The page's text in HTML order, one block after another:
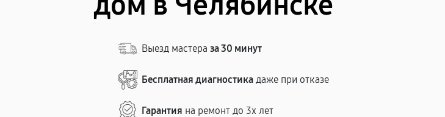
Выезд мастераза 30 минут
Бесплатная диагностика даже при отказе
Гарантия на ремонт до 3х лет